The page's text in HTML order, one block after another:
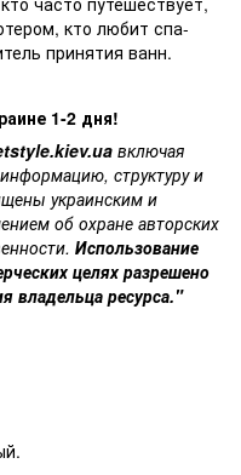
кто любит спа-
принятия ванн.
1-2 дня!
включая
структуру и
украинским и
об охране авторских
Использование
целях разрешено
владельца ресурса."